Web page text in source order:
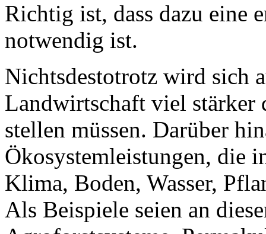
Richtig ist, dass dazu eine
notwendig ist.
Nichtsdestotrotz wird sich
Landwirtschaft viel stärker
stellen müssen. Darüber
Ökosystemleistungen, die
Klima, Boden, Wasser,
Als Beispiele seien an